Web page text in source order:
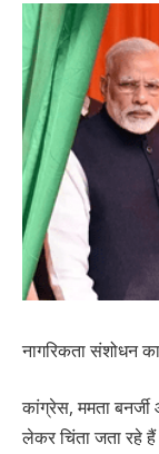
नागरिकता संशोधन
कांग्रेस, ममता
लेकर चिंता जता रहे